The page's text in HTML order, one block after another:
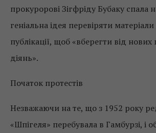
прокуророві Зігфріду Бубаку спала
геніальна ідея перевіряти
публікації, щоб «вберегти від
діянь».
Початок протестів
Незважаючи на те, що з 1952 року
«Шпігеля» перебувала в Гамбурзі, і